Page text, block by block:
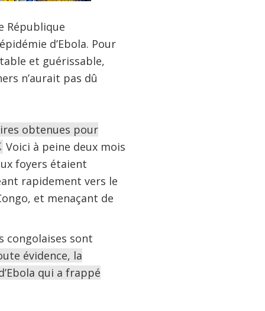
République
d’Ebola. Pour
et guérissable,
n’aurait pas dû
obtenues pour
Voici à peine deux mois
foyers étaient
rapidement vers le
et menaçant de
congolaises sont
évidence, la
qui a frappé